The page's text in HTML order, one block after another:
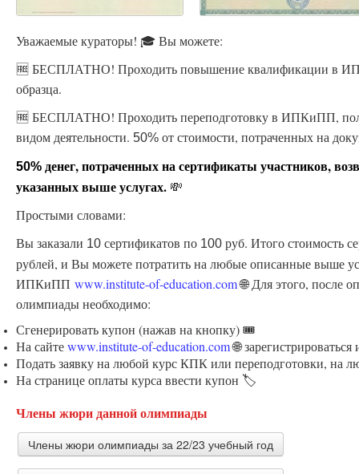
Уважаемые кураторы! 🎓 Вы можете:
🆓 БЕСПЛАТНО! Проходить повышение квалификации в
образца.
🆓 БЕСПЛАТНО! Проходить переподготовку в ИПКиПП,
видом деятельности. 50% от стоимости, потраченных на
50% денег, потраченных на сертификаты участников,
указанных выше услугах. 💸
Простыми словами:
Вы заказали 10 сертификатов по 100 руб. Итого стоимость
рублей, и Вы можете потратить на любые описанные выше
ИПКиПП www.institute-of-education.com🌐 Для этого, после
олимпиады необходимо:
Сгенерировать купон (нажав на кнопку) 🎟️
На сайтеwww.institute-of-education.com🌐
Подать заявку на любой курс КПК или переподготовки, на
На странице оплаты курса ввести купон 🏷️
Члены жюри данной олимпиады
Члены жюри олимпиады за 22/23 учебный год